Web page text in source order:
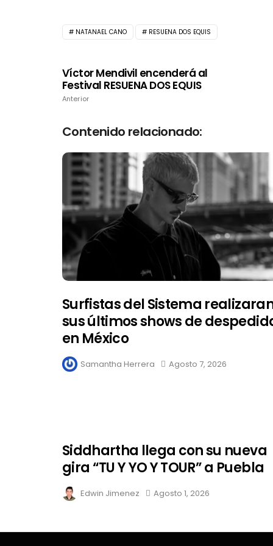
NATANAEL CANO RESUENA DOS EQUIS
Víctor Mendivil encenderá al
Festival RESUENA DOS EQUIS
Anterior
Contenido relacionado:
Surfistas del Sistema
sus últimos shows de
en México
Samantha Herrera Agosto 7, 2026
Siddhartha llega con su nueva
gira “TU Y YO Y TOUR” a Puebla
Edwin Jimenez Agosto 1, 2026